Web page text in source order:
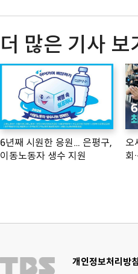
더 많은 기사 보
6년째 시원한 응원… 은평구,
이동노동자 생수 지원
오
회
개인정보처리방침